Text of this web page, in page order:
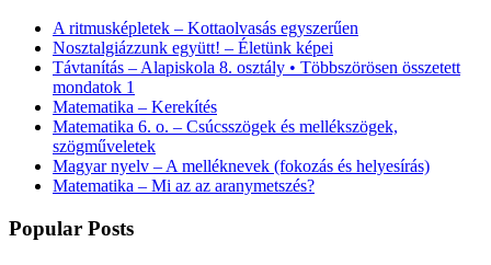
A ritmusképletek – Kottaolvasás egyszerűen
Nosztalgiázzunk együtt! – Életünk képei
Távtanítás – Alapiskola 8. osztály • Többszörösen összetett
mondatok 1
Matematika – Kerekítés
Matematika 6. o. – Csúcsszögek és mellékszögek,
szögműveletek
Magyar nyelv – A melléknevek (fokozás és helyesírás)
Matematika – Mi az az aranymetszés?
Popular Posts